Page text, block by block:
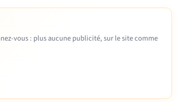
vous : plus aucune publicité, sur le site comme